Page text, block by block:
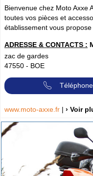
Bienvenue chez Moto Axxe
toutes vos pièces et
établissement vous
ADRESSE & CONTACTS :
zac de gardes
47550 - BOE
Téléphone
www.moto-axxe.fr | › Voir